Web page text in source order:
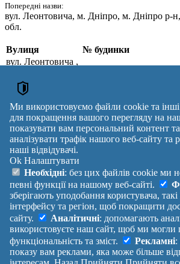
Попередні назви:
вул. Леонтовича, м. Дніпро, м. Дніпро р-
обл.
Поштові індекси України. Оновлено : 07-
Вулиця № будинки
вул. Леонтовича ,
Дніпровський р-
Дніпропетровська
обл.
35, 37, 39, 41, 43, 45, 47
Вулиця № будинків
reklama
Правила
Допомога
Платні
послуги
Політика
конфіденційності
Маніфест
Про проект
Ми використовуємо файли cookie та інші
для покращення вашого перегляду на
показувати вам персональний контент
аналізувати трафік нашого веб-сайту та
наші відвідувачі.
Ok Налаштувати
Необхідні: без цих файлів cookie ми
певні функції на нашому веб-сайті.
зберігають уподобання користувача,
інтерфейсу та регіон, щоб покращити
сайту.
Аналітичні: допомагають
використовуєте наш сайт, щоб ми
функціональність та зміст.
Рекламні:
показу вам реклами, яка може більше